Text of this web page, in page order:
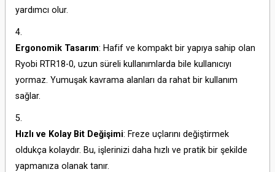
yardımcı olur.
Ergonomik Tasarım: Hafif ve kompakt bir yapıya sahip olan
Ryobi RTR18-0, uzun süreli kullanımlarda bile kullanıcıyı
yormaz. Yumuşak kavrama alanları da rahat bir kullanım
sağlar.
Hızlı ve Kolay Bit Değişimi: Freze uçlarını değiştirmek
oldukça kolaydır. Bu, işlerinizi daha hızlı ve pratik bir şekilde
yapmanıza olanak tanır.